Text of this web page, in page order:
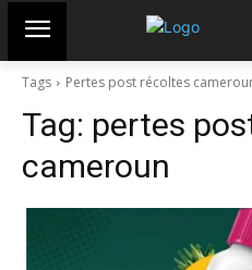
Tags Pertes post récoltes
Tag: pertes
cameroun